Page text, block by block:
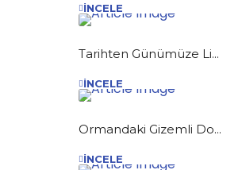
İNCELE
Tarihten Günümüze Li...
İNCELE
Ormandaki Gizemli Do...
İNCELE